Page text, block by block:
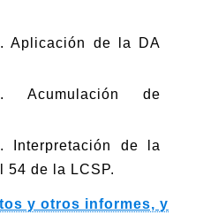
Aplicación de la DA
Acumulación de
Interpretación de la
54 de la LCSP.
y otros informes, y